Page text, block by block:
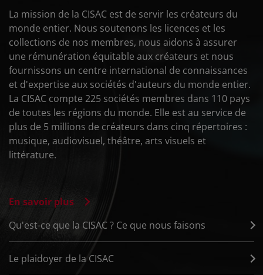
La mission de la CISAC est de servir les créateurs du
monde entier. Nous soutenons les licences et les
collections de nos membres, nous aidons à assurer
une rémunération équitable aux créateurs et nous
fournissons un centre international de connaissances
et d'expertise aux sociétés d'auteurs du monde entier.
La CISAC compte 225 sociétés membres dans 110 pays
de toutes les régions du monde. Elle est au service de
plus de 5 millions de créateurs dans cinq répertoires :
musique, audiovisuel, théâtre, arts visuels et
littérature.
En savoir plus
Qu'est-ce que la CISAC ? Ce que nous faisons
Le plaidoyer de la CISAC